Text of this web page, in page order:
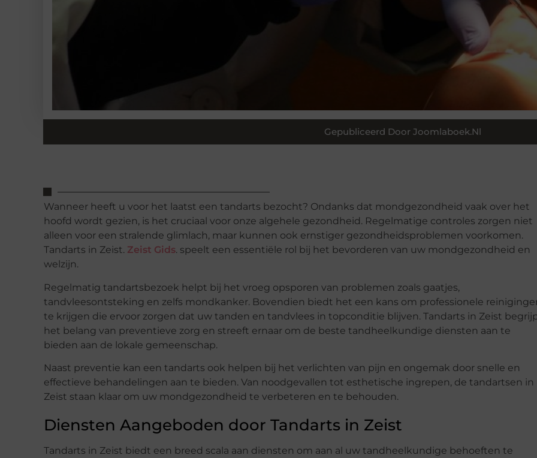
Gepubliceerd Door Joomlaboek.nl
Wanneer heeft u voor het laatst een tandarts bezocht? Ondanks dat mondgezondheid vaak over het
hoofd wordt gezien, is het cruciaal voor onze algehele gezondheid. Regelmatige controles zorgen niet
alleen voor een stralende glimlach, maar kunnen ook ernstiger gezondheidsproblemen voorkomen.
Tandarts in Zeist. Zeist Gids. speelt een essentiële rol bij het bevorderen van uw mondgezondheid en
welzijn.
Regelmatig tandartsbezoek helpt bij het vroeg opsporen van problemen zoals gaatjes,
tandvleesontsteking en zelfs mondkanker. Bovendien biedt het een kans om professionele
te krijgen die ervoor zorgen dat uw tanden en tandvlees in topconditie blijven. Tandarts in Zeist
het belang van preventieve zorg en streeft ernaar om de beste tandheelkundige diensten aan te
bieden aan de lokale gemeenschap.
Naast preventie kan een tandarts ook helpen bij het verlichten van pijn en ongemak door snelle en
effectieve behandelingen aan te bieden. Van noodgevallen tot esthetische ingrepen, de tandartsen in
Zeist staan klaar om uw mondgezondheid te verbeteren en te behouden.
Diensten Aangeboden door Tandarts in Zeist
Tandarts in Zeist biedt een breed scala aan diensten om aan al uw tandheelkundige behoeften te